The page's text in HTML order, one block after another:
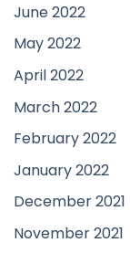
June 2022
May 2022
April 2022
March 2022
February 2022
January 2022
December 2021
November 2021